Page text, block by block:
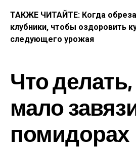
ТАКЖЕ ЧИТАЙТЕ: Когда
клубники, чтобы оздоровить
следующего урожая
Что делать,
мало
помидорах